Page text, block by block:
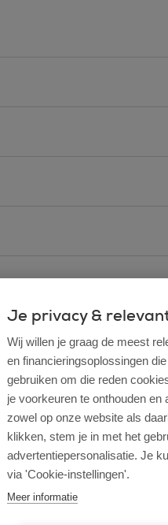
ondernemer?
Je privacy &
Wij willen je graag de meest
en financieringsoplossingen
gebruiken om die reden
je voorkeuren te onthouden
zowel op onze website als
klikken, stem je in met het
advertentiepersonalisatie. Je
via 'Cookie-instellingen'.
Meer informatie